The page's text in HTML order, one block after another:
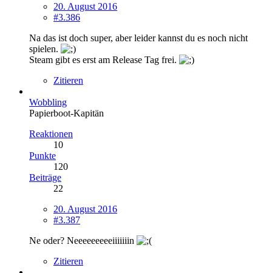
20. August 2016
#3.386
Na das ist doch super, aber leider kannst du es noch nicht
spielen.
Steam gibt es erst am Release Tag frei.
Zitieren
Wobbling
Papierboot-Kapitän
Reaktionen
10
Punkte
120
Beiträge
22
20. August 2016
#3.387
Ne oder? Neeeeeeeeeiiiiiiin
Zitieren